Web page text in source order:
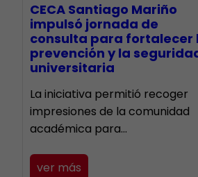
CECA Santiago Mariño
impulsó jornada de
consulta para fortalecer
prevención y la
universitaria
La iniciativa permitió recoger
impresiones de la comunidad
académica para…
ver más